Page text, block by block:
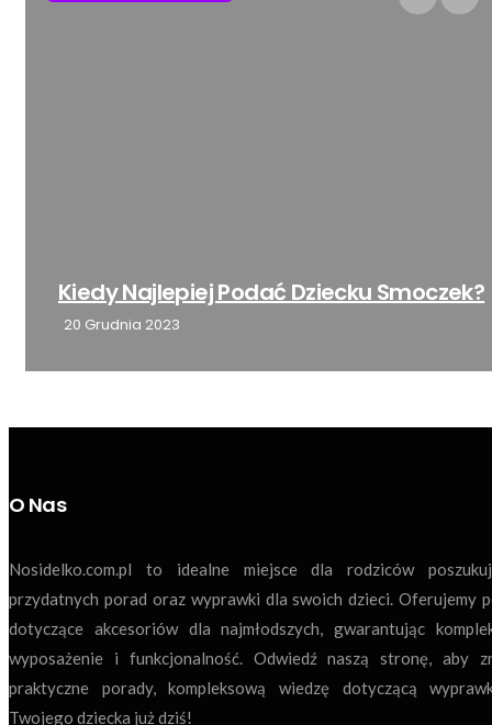
Kompendium...
14 Lipca 2024
O Nas
Nosidelko.com.pl to idealne miejsce dla rodziców
przydatnych porad oraz wyprawki dla swoich dzieci. Oferujemy
dotyczące akcesoriów dla najmłodszych, gwarantując
wyposażenie i funkcjonalność. Odwiedź naszą stronę, aby
praktyczne porady, kompleksową wiedzę dotyczącą
Twojego dziecka już dziś!